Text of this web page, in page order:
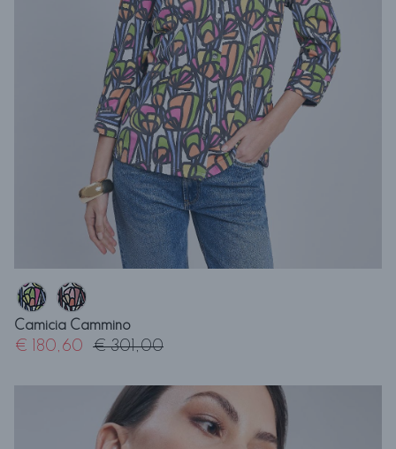
Camicia Cammino
€ 180,60 € 301,00